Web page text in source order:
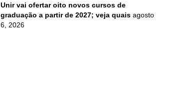
Unir vai ofertar oito novos cursos de
graduação a partir de 2027; veja quais agosto
6, 2026